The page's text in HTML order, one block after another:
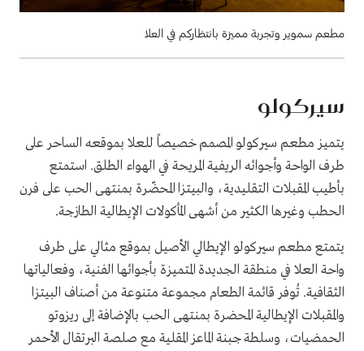
مطعم سموير وتجربة مميزة بانتظاركم في العلا
سيركولو
يتميز مطعم سيركولو المصمم خصيصاً للعلا بموقعه الساحر على
طرف الواحة وأجوائه الريفية المريحة في الهواء الطلق. استمتع
بأطيب المقبلات التقليدية، والبيتزا المحضّرة بمنتهى الحب على فرن
الحطب وغيرها الكثير من أشهى المأكولات الإيطالية الطازجة.
يتمتع مطعم سيركولو الإيطالي الأصيل بموقع مثالي على طرف
واحة العلا في منطقة الجديدة المتميزة بأجوائها الفنية، وفعالياتها
الثقافية. تُوفر قائمة الطعام مجموعة متنوعة من أصناف البيتزا
والمقبلات الإيطالية المحضرة بمنتهى الحب بالإضافة إلى ريزوتو
الحمضيات، وسلطة جبنة الماعز المقلية مع صلصة البرتقال الأحمر